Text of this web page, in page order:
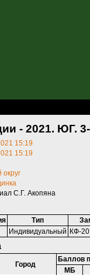
- 2021. ЮГ.
15:19
15:19
С.Г. Акопяна
Тип
Индивидуальный КФ-
Город
Баллов
МБ